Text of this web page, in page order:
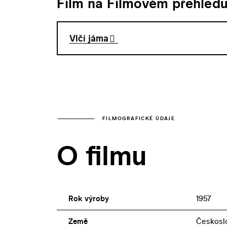
Vlčí jáma
FILMOGRAFICKÉ ÚDAJE
O filmu
Rok výroby 1957
Země